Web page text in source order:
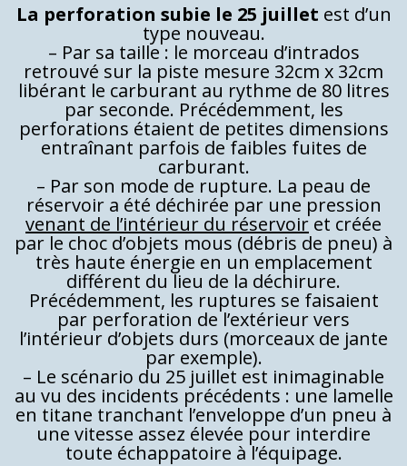
La perforation subie le 25 juillet est d’un
type nouveau.
– Par sa taille : le morceau d’intrados
retrouvé sur la piste mesure 32cm x 32cm
libérant le carburant au rythme de 80 litres
par seconde. Précédemment, les
perforations étaient de petites dimensions
entraînant parfois de faibles fuites de
carburant.
– Par son mode de rupture. La peau de
réservoir a été déchirée par une pression
venant de l’intérieur du réservoiret créée
par le choc d’objets mous (débris de pneu) à
très haute énergie en un emplacement
différent du lieu de la déchirure.
Précédemment, les ruptures se faisaient
par perforation de l’extérieur vers
l’intérieur d’objets durs (morceaux de jante
par exemple).
– Le scénario du 25 juillet est inimaginable
au vu des incidents précédents : une lamelle
en titane tranchant l’enveloppe d’un pneu à
une vitesse assez élevée pour interdire
toute échappatoire à l’équipage.